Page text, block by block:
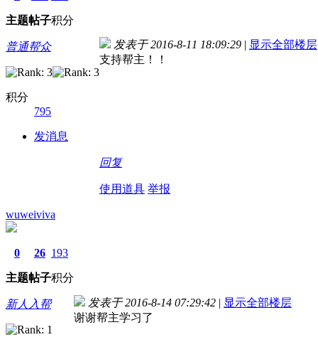
主题帖子积分
普通帮众
积分
795
发消息
发表于 2016-8-11 18:09:29 | 显示全部楼层
支持帮主！！
回复
使用道具 举报
wuweiviva
0
主题
26
帖子
193
积分
新人入帮 发表于 2016-8-14 07:29:42 | 显示全部楼层
谢谢帮主学习了